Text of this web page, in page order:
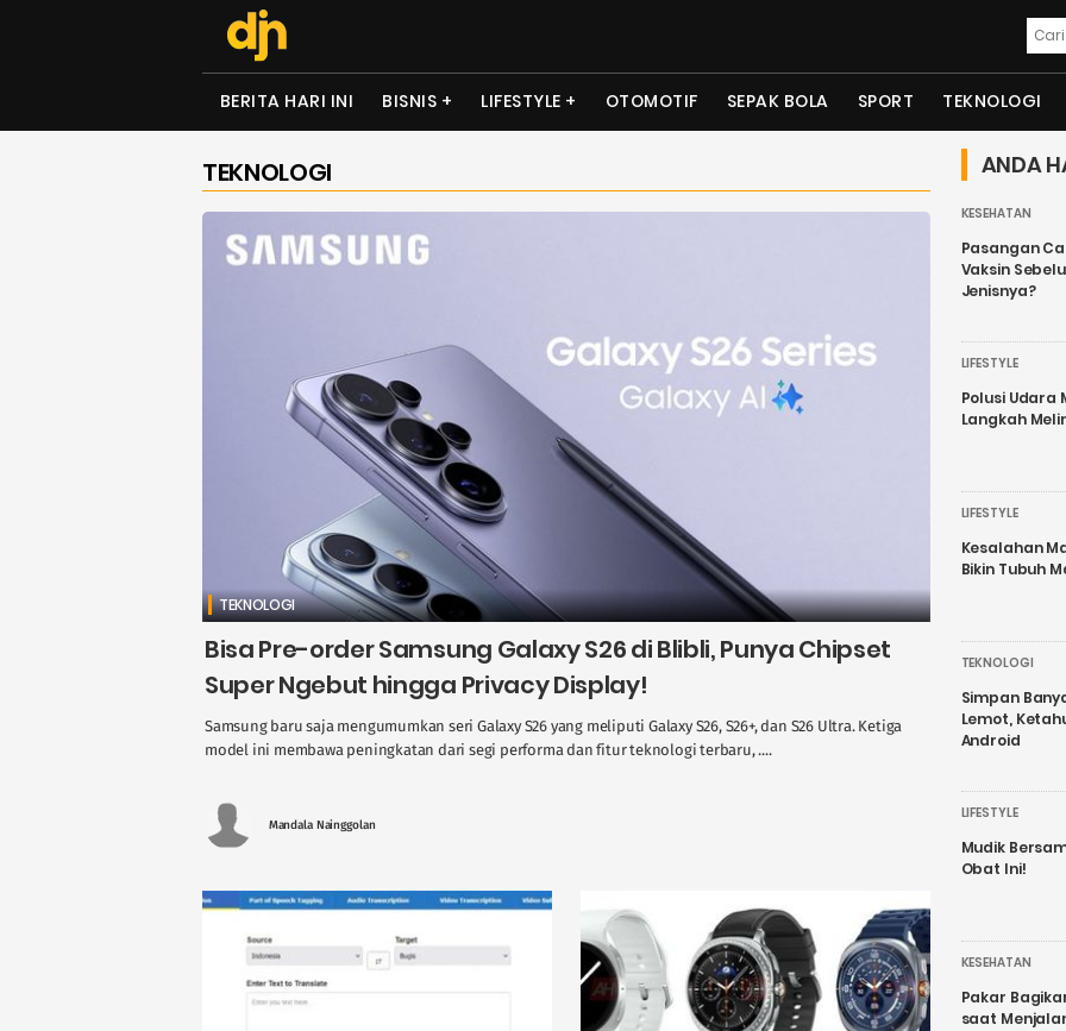
BERITA HARI INI BISNIS LIFESTYLE OTOMOTIF SEPAK BOLA SPORT TEKNOLOGI
TEKNOLOGI
TEKNOLOGI
Bisa Pre-order Samsung Galaxy S26 di Blibli, Punya Chipset
Super Ngebut hingga Privacy Display!
Samsung baru saja mengumumkan seri Galaxy S26 yang meliputi Galaxy S26, S26+, dan S26 Ultra. Ketiga
model ini membawa peningkatan dari segi performa dan fitur teknologi terbaru, ....
Mandala Nainggolan
ANDA
KESEHATAN
Pasangan
Vaksin
Jenisnya?
LIFESTYLE
Polusi Udara
Langkah
LIFESTYLE
Kesalahan
Bikin Tubuh
TEKNOLOGI
Simpan
Lemot,
Android
LIFESTYLE
Mudik
Obat Ini!
KESEHATAN
Pakar
saat